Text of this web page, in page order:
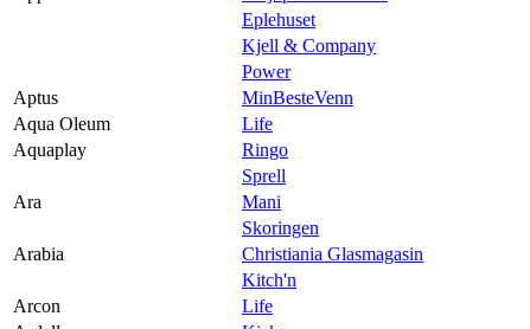
Eplehuset
Kjell & Company
Power
Aptus
MinBesteVenn
Aqua Oleum
Life
Aquaplay
Ringo
Sprell
Ara
Mani
Skoringen
Arabia
Christiania Glasmagasin
Kitch'n
Arcon
Life